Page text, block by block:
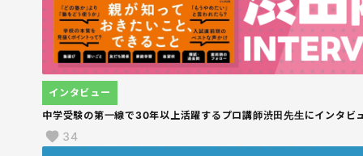
中学受験の第一線で30年以上活躍するプロ講師渋田先生にインタビ
インタビュー
34